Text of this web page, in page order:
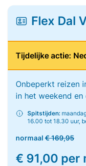
Flex Dal
Tijdelijke actie:
Onbeperkt reizen
in het weekend
Spitstijden:
16.00 tot 18.30 uur,
normaal € 169,95
€ 91,00 per